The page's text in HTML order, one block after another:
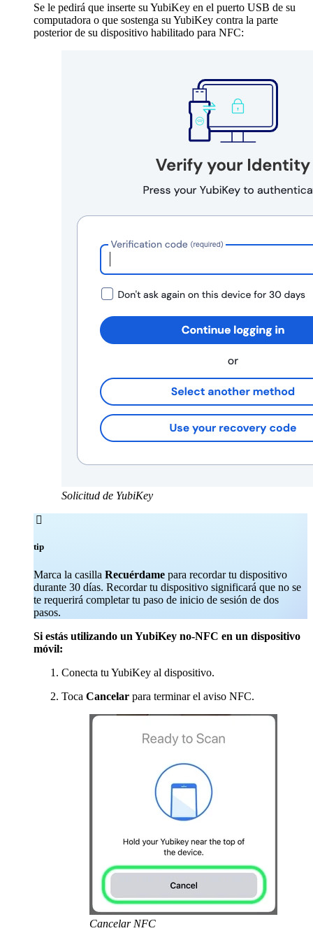
Se le pedirá que inserte su YubiKey en el puerto USB de su
computadora o que sostenga su YubiKey contra la parte
posterior de su dispositivo habilitado para NFC:
Solicitud de YubiKey

tip
Marca la casilla Recuérdame para recordar tu dispositivo
durante 30 días. Recordar tu dispositivo significará que no se
te requerirá completar tu paso de inicio de sesión de dos
pasos.
Si estás utilizando un YubiKey no-NFC en un dispositivo
móvil:
Conecta tu YubiKey al dispositivo.
Toca Cancelar para terminar el aviso NFC.
Cancelar NFC